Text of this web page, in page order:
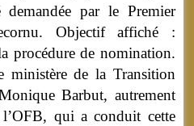
demandée par le Premier
Objectif affiché :
procédure de nomination.
ministère de la Transition
Barbut, autrement
qui a conduit cette